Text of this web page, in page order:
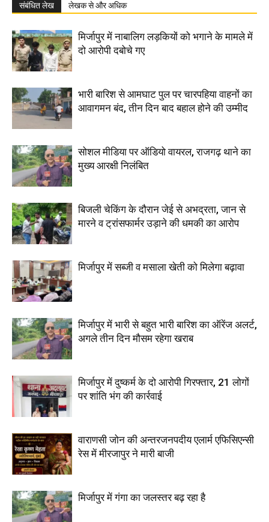
संबंधित लेख लेखक से और अधिक
मिर्जापुर में नाबालिग लड़कियों को भगाने के मामले में
दो आरोपी दबोचे गए
भारी बारिश से आमघाट पुल पर चारपहिया वाहनों का
आवागमन बंद, तीन दिन बाद बहाल होने की उम्मीद
सोशल मीडिया पर ऑडियो वायरल, राजगढ़ थाने का
मुख्य आरक्षी निलंबित
बिजली चेकिंग के दौरान जेई से अभद्रता, जान से
मारने व ट्रांसफार्मर उड़ाने की धमकी का आरोप
मिर्जापुर में सब्जी व मसाला खेती को मिलेगा बढ़ावा
मिर्जापुर में भारी से बहुत भारी बारिश का ऑरेंज अलर्ट,
अगले तीन दिन मौसम रहेगा खराब
मिर्जापुर में दुष्कर्म के दो आरोपी गिरफ्तार, 21 लोगों
पर शांति भंग की कार्रवाई
वाराणसी जोन की अन्तरजनपदीय एलार्म एफिसिएन्सी
रेस में मीरजापुर ने मारी बाजी
मिर्जापुर में गंगा का जलस्तर बढ़ रहा है